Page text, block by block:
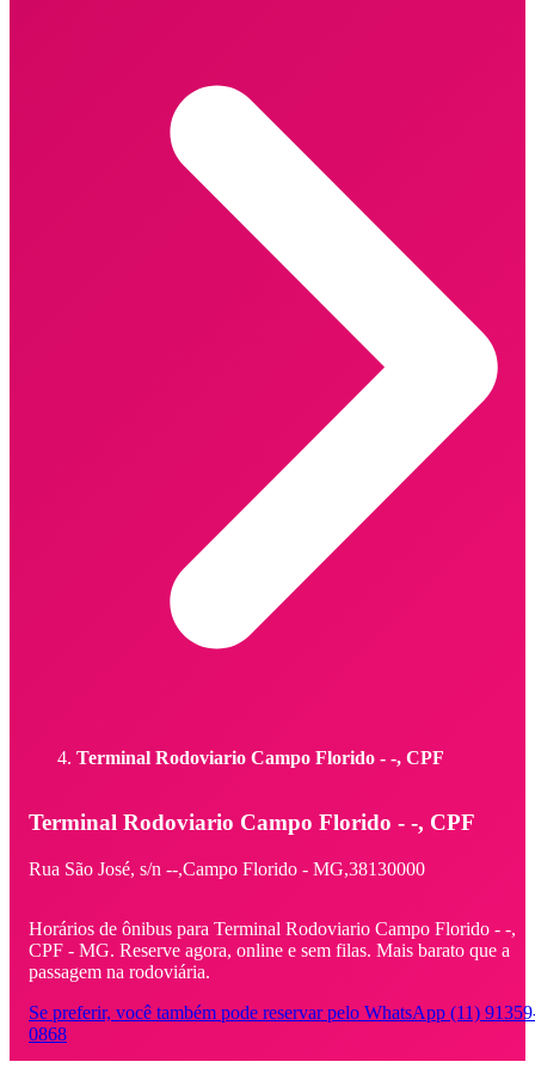
Terminal Rodoviario Campo Florido - -, CPF
Terminal Rodoviario Campo Florido - -, CPF
Rua São José, s/n --,Campo Florido - MG,38130000
Horários de ônibus para Terminal Rodoviario Campo Florido - -,
CPF - MG. Reserve agora, online e sem filas. Mais barato que a
passagem na rodoviária.
Se preferir, você também pode reservar pelo WhatsApp (11)
0868